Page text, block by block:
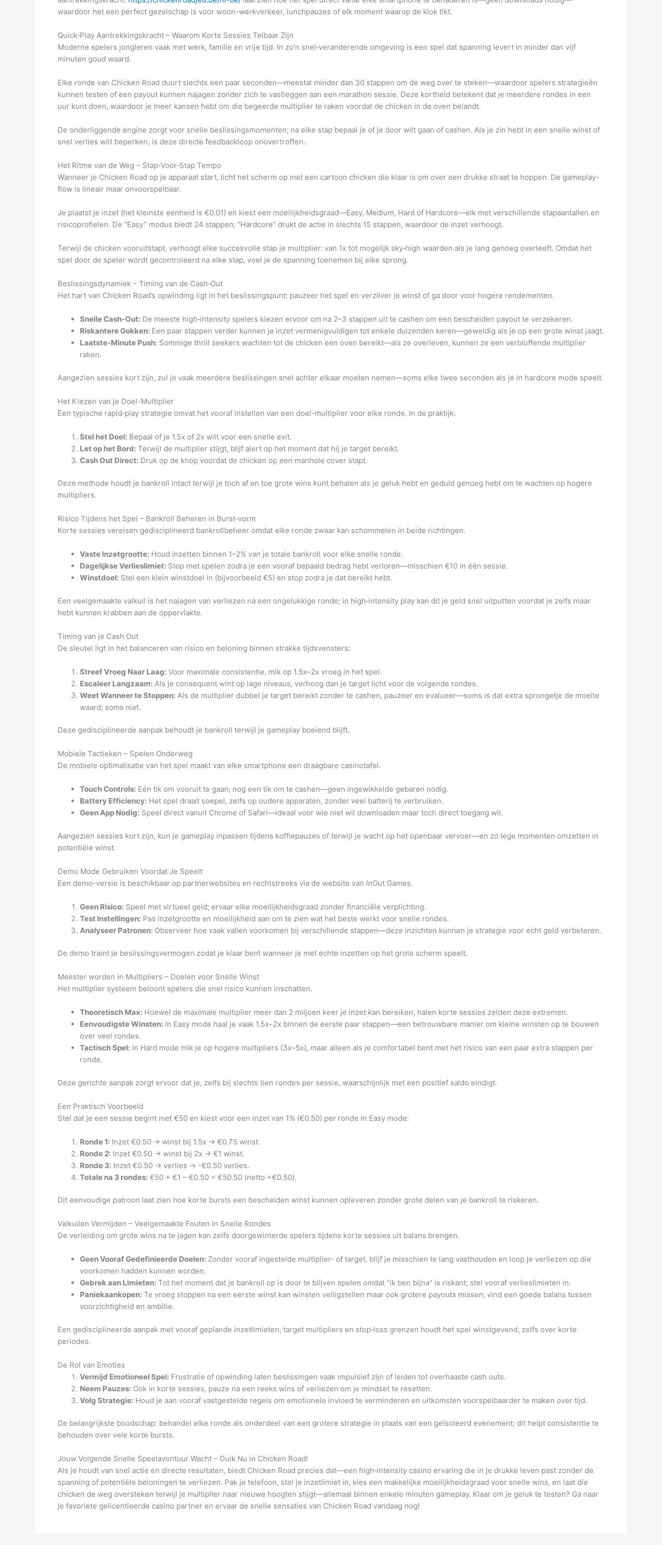
waardoor het een perfect gezelschap is voor woon-werkverkeer, lunchpauzes of elk moment waarop de klok tikt.
Quick‑Play Aantrekkingskracht – Waarom Korte Sessies Telbaar Zijn
Moderne spelers jongleren vaak met werk, familie en vrije tijd. In zo’n snel‑veranderende omgeving is een spel dat spanning levert in minder dan vijf
minuten goud waard.
Elke ronde van Chicken Road duurt slechts een paar seconden—meestal minder dan 30 stappen om de weg over te steken—waardoor spelers strategieën
kunnen testen of een payout kunnen najagen zonder zich te vastleggen aan een marathon sessie. Deze kortheid betekent dat je meerdere rondes in een
uur kunt doen, waardoor je meer kansen hebt om die begeerde multiplier te raken voordat de chicken in de oven belandt.
De onderliggende engine zorgt voor snelle beslissingsmomenten; na elke stap bepaal je of je door wilt gaan of cashen. Als je zin hebt in een snelle winst of
snel verlies wilt beperken, is deze directe feedbackloop onovertroffen.
Het Ritme van de Weg – Stap‑Voor‑Stap Tempo
Wanneer je Chicken Road op je apparaat start, licht het scherm op met een cartoon chicken die klaar is om over een drukke straat te hoppen. De gameplay-
flow is lineair maar onvoorspelbaar.
Je plaatst je inzet (het kleinste eenheid is €0.01) en kiest een moeilijkheidsgraad—Easy, Medium, Hard of Hardcore—elk met verschillende stapaantallen en
risicoprofielen. De “Easy” modus biedt 24 stappen; “Hardcore” drukt de actie in slechts 15 stappen, waardoor de inzet verhoogt.
Terwijl de chicken vooruitstapt, verhoogt elke succesvolle stap je multiplier: van 1x tot mogelijk sky‑high waarden als je lang genoeg overleeft. Omdat het
spel door de speler wordt gecontroleerd na elke stap, voel je de spanning toenemen bij elke sprong.
Beslissingsdynamiek – Timing van de Cash‑Out
Het hart van Chicken Road’s opwinding ligt in het beslissingspunt: pauzeer het spel en verzilver je winst of ga door voor hogere rendementen.
Snelle Cash‑Out: De meeste high‑intensity spelers kiezen ervoor om na 2–3 stappen uit te cashen om een bescheiden payout te verzekeren.
Riskantere Gokken: Een paar stappen verder kunnen je inzet vermenigvuldigen tot enkele duizenden keren—geweldig als je op een grote winst jaagt.
Laatste‑Minute Push: Sommige thrill seekers wachten tot de chicken een oven bereikt—als ze overleven, kunnen ze een verbluffende multiplier
raken.
Aangezien sessies kort zijn, zul je vaak meerdere beslissingen snel achter elkaar moeten nemen—soms elke twee seconden als je in hardcore mode speelt.
Het Kiezen van je Doel-Multiplier
Een typische rapid‑play strategie omvat het vooraf instellen van een doel-multiplier voor elke ronde. In de praktijk:
Stel het Doel: Bepaal of je 1.5x of 2x wilt voor een snelle exit.
Let op het Bord: Terwijl de multiplier stijgt, blijf alert op het moment dat hij je target bereikt.
Cash Out Direct: Druk op de knop voordat de chicken op een manhole cover stapt.
Deze methode houdt je bankroll intact terwijl je toch af en toe grote wins kunt behalen als je geluk hebt en geduld genoeg hebt om te wachten op hogere
multipliers.
Risico Tijdens het Spel – Bankroll Beheren in Burst‑vorm
Korte sessies vereisen gedisciplineerd bankrollbeheer omdat elke ronde zwaar kan schommelen in beide richtingen.
Vaste Inzetgrootte: Houd inzetten binnen 1–2% van je totale bankroll voor elke snelle ronde.
Dagelijkse Verlieslimiet: Stop met spelen zodra je een vooraf bepaald bedrag hebt verloren—misschien €10 in één sessie.
Winstdoel: Stel een klein winstdoel in (bijvoorbeeld €5) en stop zodra je dat bereikt hebt.
Een veelgemaakte valkuil is het najagen van verliezen na een ongelukkige ronde; in high‑intensity play kan dit je geld snel uitputten voordat je zelfs maar
hebt kunnen krabben aan de oppervlakte.
Timing van je Cash Out
De sleutel ligt in het balanceren van risico en beloning binnen strakke tijdsvensters:
Streef Vroeg Naar Laag: Voor maximale consistentie, mik op 1.5x–2x vroeg in het spel.
Escaleer Langzaam: Als je consequent wint op lage niveaus, verhoog dan je target licht voor de volgende rondes.
Weet Wanneer te Stoppen: Als de multiplier dubbel je target bereikt zonder te cashen, pauzeer en evalueer—soms is dat extra sprongetje de moeite
waard; soms niet.
Deze gedisciplineerde aanpak behoudt je bankroll terwijl je gameplay boeiend blijft.
Mobiele Tactieken – Spelen Onderweg
De mobiele optimalisatie van het spel maakt van elke smartphone een draagbare casinotafel.
Touch Controls: Eén tik om vooruit te gaan; nog een tik om te cashen—geen ingewikkelde gebaren nodig.
Battery Efficiency: Het spel draait soepel, zelfs op oudere apparaten, zonder veel batterij te verbruiken.
Geen App Nodig: Speel direct vanuit Chrome of Safari—ideaal voor wie niet wil downloaden maar toch direct toegang wil.
Aangezien sessies kort zijn, kun je gameplay inpassen tijdens koffiepauzes of terwijl je wacht op het openbaar vervoer—en zo lege momenten omzetten in
potentiële winst.
Demo Mode Gebruiken Voordat Je Speelt
Een demo-versie is beschikbaar op partnerwebsites en rechtstreeks via de website van InOut Games.
Geen Risico: Speel met virtueel geld; ervaar elke moeilijkheidsgraad zonder financiële verplichting.
Test Instellingen: Pas inzetgrootte en moeilijkheid aan om te zien wat het beste werkt voor snelle rondes.
Analyseer Patronen: Observeer hoe vaak vallen voorkomen bij verschillende stappen—deze inzichten kunnen je strategie voor echt geld verbeteren.
De demo traint je beslissingsvermogen zodat je klaar bent wanneer je met echte inzetten op het grote scherm speelt.
Meester worden in Multipliers – Doelen voor Snelle Winst
Het multiplier systeem beloont spelers die snel risico kunnen inschatten.
Theoretisch Max: Hoewel de maximale multiplier meer dan 2 miljoen keer je inzet kan bereiken, halen korte sessies zelden deze extremen.
Eenvoudigste Winsten: In Easy mode haal je vaak 1.5x–2x binnen de eerste paar stappen—een betrouwbare manier om kleine winsten op te bouwen
over veel rondes.
Tactisch Spel: In Hard mode mik je op hogere multipliers (3x–5x), maar alleen als je comfortabel bent met het risico van een paar extra stappen per
ronde.
Deze gerichte aanpak zorgt ervoor dat je, zelfs bij slechts tien rondes per sessie, waarschijnlijk met een positief saldo eindigt.
Een Praktisch Voorbeeld
Stel dat je een sessie begint met €50 en kiest voor een inzet van 1% (€0.50) per ronde in Easy mode:
Ronde 1: Inzet €0.50 → winst bij 1.5x → €0.75 winst.
Ronde 2: Inzet €0.50 → winst bij 2x → €1 winst.
Ronde 3: Inzet €0.50 → verlies → -€0.50 verlies.
Totale na 3 rondes: €50 + €1 – €0.50 = €50.50 (netto +€0.50).
Dit eenvoudige patroon laat zien hoe korte bursts een bescheiden winst kunnen opleveren zonder grote delen van je bankroll te riskeren.
Valkuilen Vermijden – Veelgemaakte Fouten in Snelle Rondes
De verleiding om grote wins na te jagen kan zelfs doorgewinterde spelers tijdens korte sessies uit balans brengen.
Geen Vooraf Gedefinieerde Doelen: Zonder vooraf ingestelde multiplier- of target, blijf je misschien te lang vasthouden en loop je verliezen op die
voorkomen hadden kunnen worden.
Gebrek aan Limieten: Tot het moment dat je bankroll op is door te blijven spelen omdat “ik ben bijna” is riskant; stel vooraf verlieslimieten in.
Paniekaankopen: Te vroeg stoppen na een eerste winst kan winsten veiligstellen maar ook grotere payouts missen; vind een goede balans tussen
voorzichtigheid en ambitie.
Een gedisciplineerde aanpak met vooraf geplande inzetlimieten, target multipliers en stop‑loss grenzen houdt het spel winstgevend, zelfs over korte
periodes.
De Rol van Emoties
Vermijd Emotioneel Spel: Frustratie of opwinding laten beslissingen vaak impulsief zijn of leiden tot overhaaste cash outs.
Neem Pauzes: Ook in korte sessies, pauze na een reeks wins of verliezen om je mindset te resetten.
Volg Strategie: Houd je aan vooraf vastgestelde regels om emotionele invloed te verminderen en uitkomsten voorspelbaarder te maken over tijd.
De belangrijkste boodschap: behandel elke ronde als onderdeel van een grotere strategie in plaats van een geïsoleerd evenement; dit helpt consistentie te
behouden over vele korte bursts.
Jouw Volgende Snelle Speelavontuur Wacht – Duik Nu in Chicken Road!
Als je houdt van snel actie en directe resultaten, biedt Chicken Road precies dat—een high‑intensity casino ervaring die in je drukke leven past zonder de
spanning of potentiële beloningen te verliezen. Pak je telefoon, stel je inzetlimiet in, kies een makkelijke moeilijkheidsgraad voor snelle wins, en laat die
chicken de weg oversteken terwijl je multiplier naar nieuwe hoogten stijgt—allemaal binnen enkele minuten gameplay. Klaar om je geluk te testen? Ga naar
je favoriete gelicentieerde casino partner en ervaar de snelle sensaties van Chicken Road vandaag nog!